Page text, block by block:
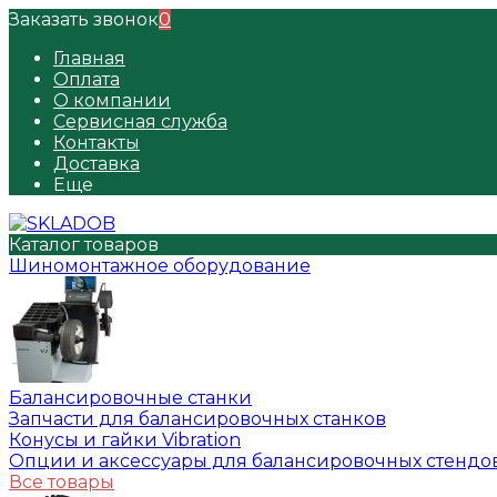
Заказать звонок0
Главная
Оплата
О компании
Сервисная служба
Контакты
Доставка
Еще
Каталог товаров
Шиномонтажное оборудование
Балансировочные станки
Запчасти для балансировочных станков
Конусы и гайки Vibration
Опции и аксессуары для балансировочных
Все товары